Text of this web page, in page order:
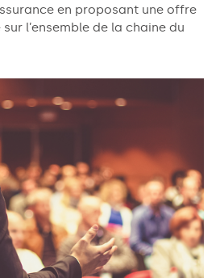
en proposant une offre
l’ensemble de la chaine du